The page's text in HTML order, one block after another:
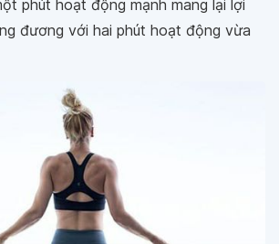
phút hoạt động mạnh mang lại lợi
đương với hai phút hoạt động vừa